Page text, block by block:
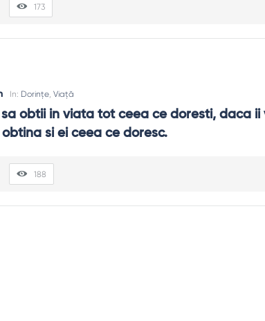
173
In: Dorințe,Viață
obtii in viata tot ceea ce doresti, daca ii
si ei ceea ce doresc.
188